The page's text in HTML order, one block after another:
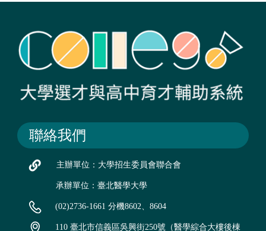
聯絡我們
主辦單位：大學招生委員會聯合會
承辦單位：臺北醫學大學
(02)2736-1661 分機8602、8604
110 臺北市信義區吳興街250號（醫學綜合大樓後棟